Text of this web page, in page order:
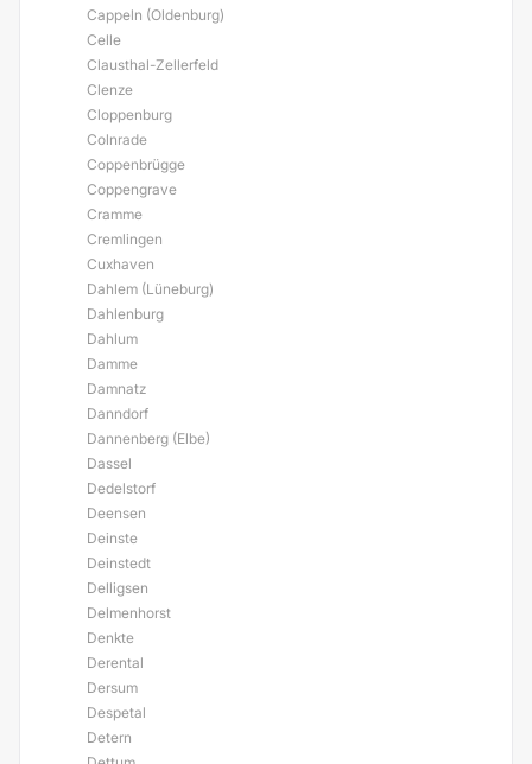
Cappeln (Oldenburg)
Celle
Clausthal-Zellerfeld
Clenze
Cloppenburg
Colnrade
Coppenbrügge
Coppengrave
Cramme
Cremlingen
Cuxhaven
Dahlem (Lüneburg)
Dahlenburg
Dahlum
Damme
Damnatz
Danndorf
Dannenberg (Elbe)
Dassel
Dedelstorf
Deensen
Deinste
Deinstedt
Delligsen
Delmenhorst
Denkte
Derental
Dersum
Despetal
Detern